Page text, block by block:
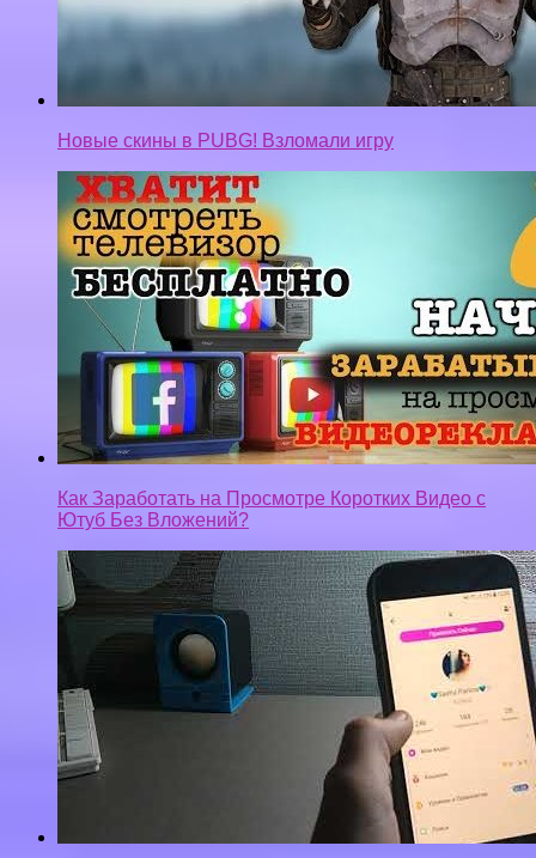
Как Заработать на Просмотре Коротких Видео с
Ютуб Без Вложений?
Как заработать много подписчиков в LIKE ❣️